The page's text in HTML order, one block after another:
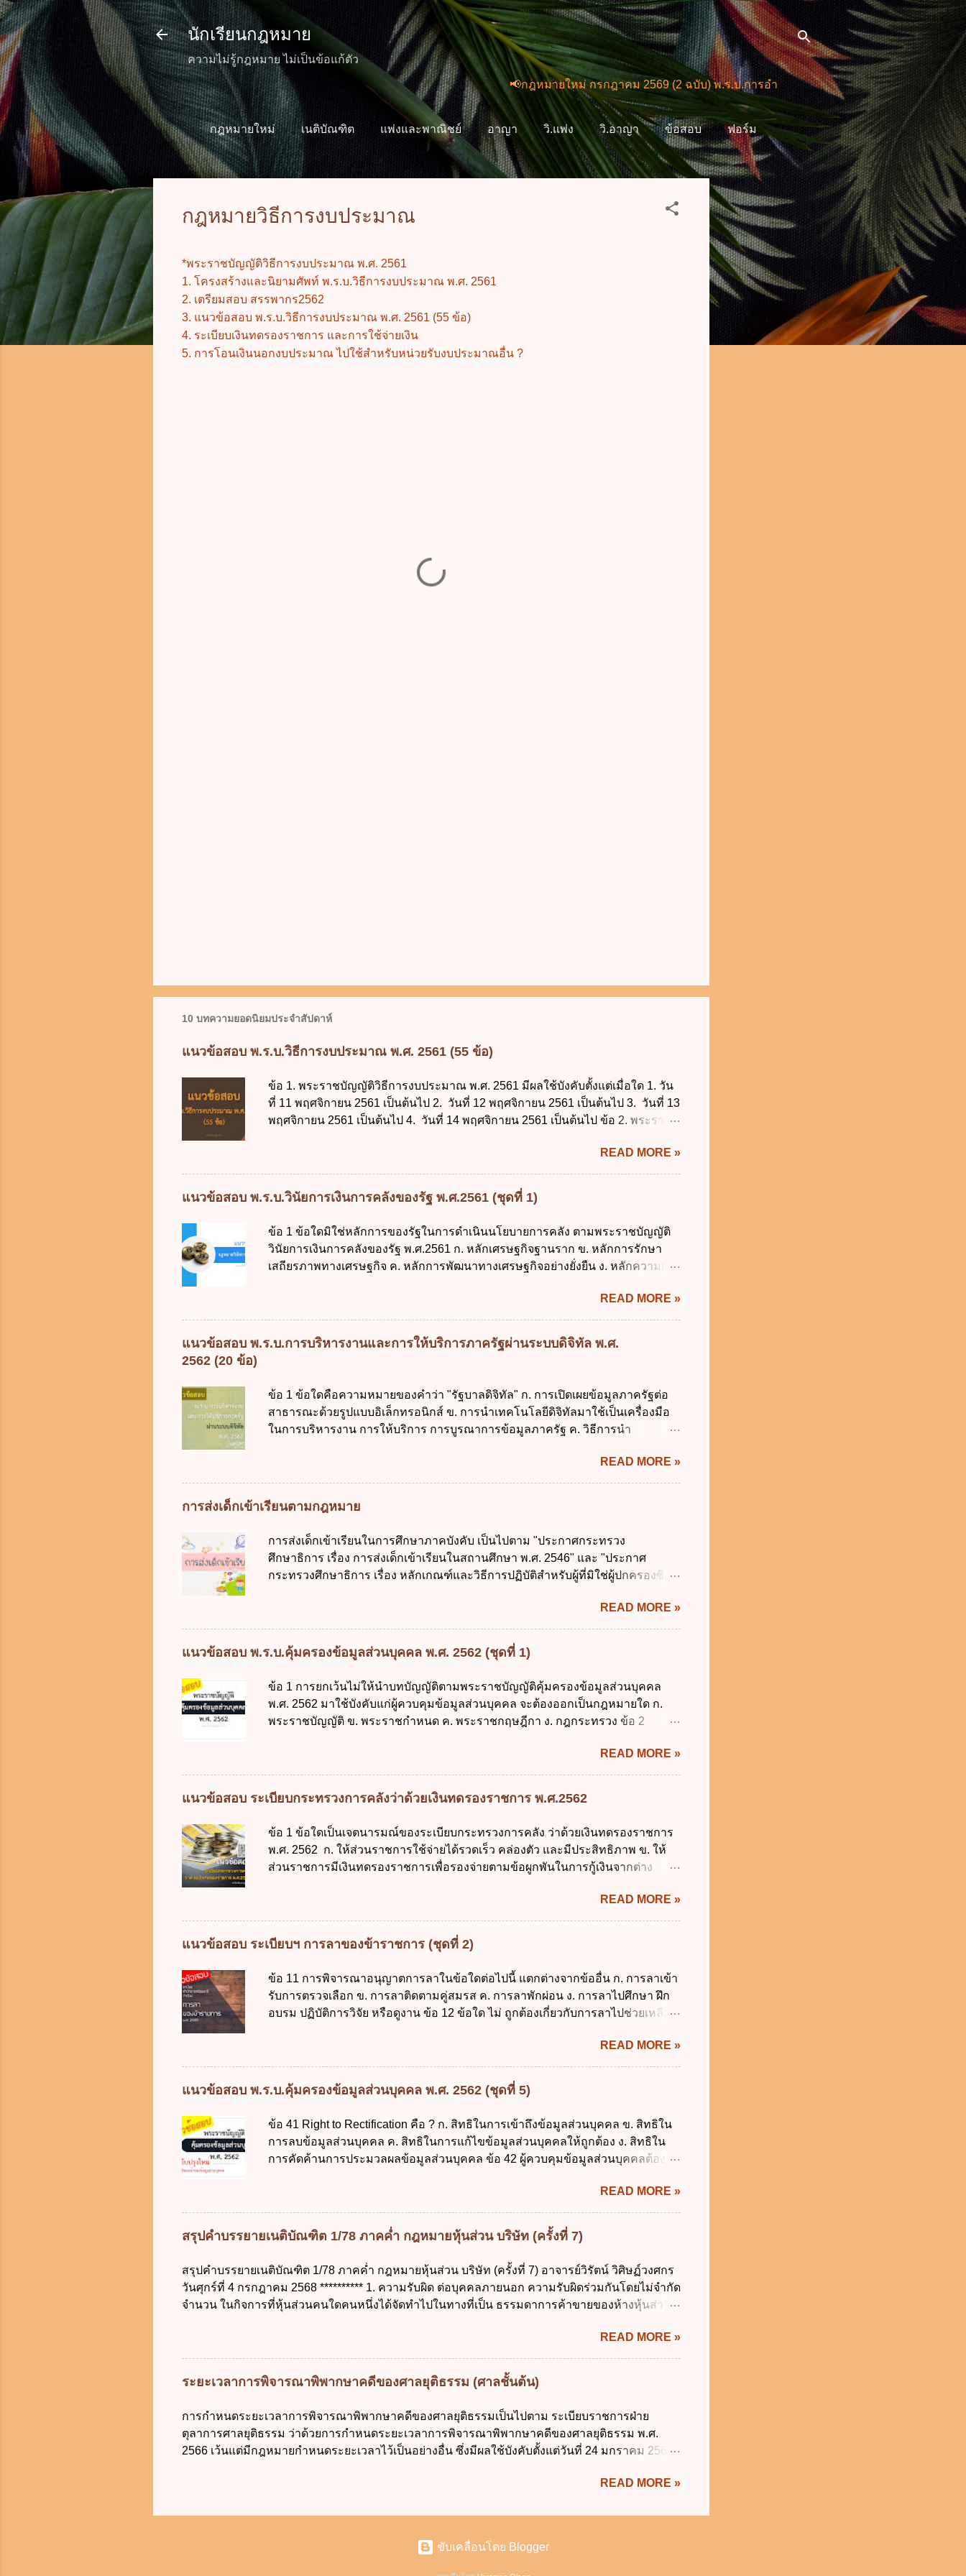
ข้ามไปที่เนื้อหาหลัก
นักเรียนกฎหมาย
ความไม่รู้กฎหมาย ไม่เป็นข้อแก้ตัว
📢กฎหมายใหม่ กรกฎาคม 2569 (2 ฉบับ) พ.ร.บ.การอำนวยการความสะดวกในการพิจารณาอนุญาต
กฎหมายใหม่ เนติบัณฑิต แพ่งและพาณิชย์ อาญา วิ.แพ่ง วิ.อาญา ข้อสอบ ฟอร์ม
เพิ่มเติม เกี่ยวกับฉัน
กฎหมายวิธีการงบประมาณ
*พระราชบัญญัติวิธีการงบประมาณ พ.ศ. 2561
1. โครงสร้างและนิยามศัพท์ พ.ร.บ.วิธีการงบประมาณ พ.ศ. 2561
2. เตรียมสอบ สรรพากร2562
3. แนวข้อสอบ พ.ร.บ.วิธีการงบประมาณ พ.ศ. 2561 (55 ข้อ)
4. ระเบียบเงินทดรองราชการ และการใช้จ่ายเงิน
5. การโอนเงินนอกงบประมาณ ไปใช้สำหรับหน่วยรับงบประมาณอื่น ?
10 บทความยอดนิยมประจำสัปดาห์
แนวข้อสอบ พ.ร.บ.วิธีการงบประมาณ พ.ศ. 2561 (55 ข้อ)
ข้อ 1. พระราชบัญญัติวิธีการงบประมาณ พ.ศ. 2561 มีผลใช้บังคับตั้งแต่เมื่อใด 1. วัน
ที่ 11 พฤศจิกายน 2561 เป็นต้นไป 2. วันที่ 12 พฤศจิกายน 2561 เป็นต้นไป 3. วันที่ 13
พฤศจิกายน 2561 เป็นต้นไป 4. วันที่ 14 พฤศจิกายน 2561 เป็นต้นไป ข้อ 2. พระราช
วิธีการงบประมาณ พ.ศ. 2502 2. พระราชบัญญัติวิธีการงบประมาณ (ฉบับที่ 3) พ.ศ.
2511 3. พระราชบัญญัติวิธีการงบประมาณ (ฉบับที่ 6) พ.ศ. 2544 4. ประกาศของ
คณะปฏิวัติ ฉบับที่ 203 ลงวันที่ 31 สิงหาคม 2515 ข้อ 3. ข้อใดไม่ถูกต้อง 1. นายก
รัฐมนตรีมีอำนาจออกกฎเพื่อปฏิบัติการตามพระราชบัญญัติวิธีการงบประมาณ พ.ศ.
2561 2. นายกรัฐมนตรีเป็นผู้รักษาการตามพระราช บัญญัติวิธีการงบประมาณ พ.ศ.
2561 3. รัฐมนตรีว่าการกระทรวงการคลัง เป็นผู้รักษาการตามพระราช บัญญัติวิธี
การงบประมาณ พ.ศ. 2561 4. รัฐมนตรีว่าการกระทรวงการคลังมีหน้าที่ควบคุมการ
ใช้จ่ายงบประมาณให้เป็นไปอย่างโปร่งใสและตรวจสอบได้ ข้อ 4. พระราชบัญญัติวิธี
READ MORE »
แนวข้อสอบ พ.ร.บ.วินัยการเงินการคลังของรัฐ พ.ศ.2561 (ชุดที่ 1)
ข้อ 1 ข้อใดมิใช่หลักการของรัฐในการดำเนินนโยบายการคลัง ตามพระราชบัญญัติ
วินัยการเงินการคลังของรัฐ พ.ศ.2561 ก. หลักเศรษฐกิจฐานราก ข. หลักการรักษา
เสถียรภาพทางเศรษฐกิจ ค. หลักการพัฒนาทางเศรษฐกิจอย่างยั่งยืน ง. หลักความเป็น
เป็นกรอบในการบริหารหนี้สาธารณะเป็นไปตามข้อใด ก. ไม่เกินร้อยละ 5 ข. ไม่เกิน
ร้อยละ 10 ค. ไม่เกินร้อยละ 35 ง. ไม่เกินร้อยละ 60 ข้อ 3 กฎหมายว่าด้วยวินัยการเงิน
การคลังของรัฐกำหนดหลักการห้ามเสนอกฎหมายที่ให้จัดเก็บภาษีอากรหรือค่า
ธรรมเนียมเพิ่มขึ้นจากที่กำหนดไว้ในกฎหมายเพื่อการนำไปใช้จ่ายตามวัตถุประสงค์
ต้องการของชุมชน ข. เพื่อป็นรายได้ขององค์กรปกครองส่วนท้องถิ่น ค. มีเหตุจำเป็น
หรือเหตุฉุกเฉินที่มิอาจหลีกเลี่ยงได้ ง. สอดคล้องกับยุทธศาสตร์ชาติ ข้อ 4 หน่วยงาน
ของรัฐจะต้องนำแผนการคลังระยะปานกลางที่คณะรัฐมนตรีเห็นชอบแล้วไปใช้
ประกอบการพิจารณาในเรื่องต่อไปนี้ ยกเว้นข้อใด ก. การจัดเก็บหรือหารายได้ ข.
READ MORE »
แนวข้อสอบ พ.ร.บ.การบริหารงานและการให้บริการภาครัฐผ่านระบบดิจิทัล พ.ศ.
2562 (20 ข้อ)
ข้อ 1 ข้อใดคือความหมายของคำว่า "รัฐบาลดิจิทัล" ก. การเปิดเผยข้อมูลภาครัฐต่อ
สาธารณะด้วยรูปแบบอิเล็กทรอนิกส์ ข. การนำเทคโนโลยีดิจิทัลมาใช้เป็นเครื่องมือ
ในการบริหารงาน การให้บริการ การบูรณาการข้อมูลภาครัฐ ค. วิธีการนำ
(องค์การมหาชน) ข้อ 2 การบริหารงานภาครัฐและการจัดทำบริการสาธารณะผ่าน
ระบบดิจิทัล ต้องมีวัตถุประสงค์ดังต่อไปนี้ ยกเว้น ข้อใด ก. ให้มีการใช้ระบบดิจิทัล
อย่างคุ้มค่าและเต็มศักยภาพ ข. พัฒนาโครงสร้างพื้นฐานด้านดิจิทัลที่จำเป็นให้เป็นไป
ตามมาตรฐานสากล ค. พัฒนาการเชื่อมโยงเครือข่ายดิจิทัล ง. เพิ่มประสิทธิภาคใน
การใช้จ่ายงบประมาณให้เกิดความคุ้มค่าและเป็นไปตามเป้าหมาย ข้อ 3 ข้อใดกล่าว
ได้ถูกต้องที่สุดเกี่ยวกับ "แผนพัฒนารัฐบาลดิจิทัล" ก. เป็นธรรมาภิบาลข้อมูลภาครัฐ ข.
เป็นศูนย์แลกเปลี่ยนข้อมูลกลาง ค. กำหนดสิทธิ หน้าที่ และความรับผิดชอบในการ
บริหารจัดการข้อมูลของหน่วยงานของรัฐ ง. กำหนดกรอบและทิศทางการบริหารงาน
ภาครัฐและการจัดทำบริการสาธารณะในรูปแบบดิจิทัล ข้อ 4 กรรมการพัฒนารัฐบาล
READ MORE »
การส่งเด็กเข้าเรียนตามกฎหมาย
การส่งเด็กเข้าเรียนในการศึกษาภาคบังคับ เป็นไปตาม "ประกาศกระทรวง
ศึกษาธิการ เรื่อง การส่งเด็กเข้าเรียนในสถานศึกษา พ.ศ. 2546" และ "ประกาศ
กระทรวงศึกษาธิการ เรื่อง หลักเกณฑ์และวิธีการปฏิบัติสำหรับผู้ที่มิใช่ผู้ปกครองซึ่งมี
การศึกษาภาคบังคับ พ.ศ. 2545 ซึ่งเป็นกฎหมายที่มีโทษทางอาญา โดยมีสาระสำคัญ
ดังนี้ 1. คำว่า "เด็ก" หมายถึง เด็กซึ่งมีอายุย่างเข้าปีที่ 7 จนถึงอายุย่างเข้าปีที่ 16 เว้น
แต่เด็กที่สอบได้ชั้นปีที่ 9 ของการศึกษาภาคบังคับแล้ว 2. ผู้ปกครอง คือ 2.1 บิดา
มารดา 2.2 บิดาหรือมารดา ซึ่งเป็นผู้ใช้อำนาจปกครอง 2.3 ผู้ปกครองตาม
ประมวลกฎหมายแพ่งและพาณิชย์ 2.4 บุคคลที่เด็กอยู่ด้วยเป็นประจำหรือที่เด็กอยู่
รับใช้การงาน 3. ผู้ปกครองดังกล่าว มีหน้าที่ ส่งเด็กเข้าเรียนในสถานศึกษาในวันแรก
ของการเปิดเรียนภาคต้น (ภาคเรียนที่ 1) 4. กรณีผู้ปกครองยังไม่ได้ส่งเด็กเข้าเรียน
ภายใน 7 วัน นับแต่วันแรกของการเปิดเรียนภาคต้น ถ้าสถานศึกษายังมิไ...
READ MORE »
แนวข้อสอบ พ.ร.บ.คุ้มครองข้อมูลส่วนบุคคล พ.ศ. 2562 (ชุดที่ 1)
ข้อ 1 การยกเว้นไม่ให้นำบทบัญญัติตามพระราชบัญญัติคุ้มครองข้อมูลส่วนบุคคล
พ.ศ. 2562 มาใช้บังคับแก่ผู้ควบคุมข้อมูลส่วนบุคคล จะต้องออกเป็นกฎหมายใด ก.
พระราชบัญญัติ ข. พระราชกำหนด ค. พระราชกฤษฎีกา ง. กฎกระทรวง ข้อ 2
ในบังคับพระราชบัญญัติคุ้มครองข้อมูลส่วนบุคคล พ.ศ. 2562 ก. หน่วยงานของรัฐทุก
แห่ง ข. กิจการด้านการศึกษา ค. กิจการด้านความบันเทิงและนันทนาการ ง. ถูกทุกข้อ
ข้อ 3 โดยหลัก ทั่วไป พระราชบัญญัติคุ้มครองข้อมูลส่วนบุคคล พ.ศ. 2562 ใช้บังคับ
ง. 29 พฤษภาคม 2562 ข้อ 4 "บุคคลหรือนิติบุคคลซึ่งมีอำนาจหน้าที่ตัดสินใจเกี่ยวกับ
การเก็บรวบรวม ใช้ หรือเปิดเผยข้อมูลส่วนบุคคล" คือความหมายตามข้อใด ก. ผู้
ควบคุมข้อมูลส่วนบุคคล ข. ผู้ประมวลผลข้อมูลส่วนบุคคล ค. พนักงานเจ้าหน้าที่ ง.
ไม่มีข้อใดถูกต้อง ข้อ 5 ผู้มีอำนาจแต่งตั้งพนักงานเจ้าหน้าที่ตามพระราชบัญญัติ
คุ้มครองข้อมูลส่วนบุคคล พ.ศ. 2562 ก. นายกรัฐมนตรี ข. รัฐมนตรีว่าการกระทรวง
READ MORE »
แนวข้อสอบ ระเบียบกระทรวงการคลังว่าด้วยเงินทดรองราชการ พ.ศ.2562
ข้อ 1 ข้อใดเป็นเจตนารมณ์ของระเบียบกระทรวงการคลัง ว่าด้วยเงินทดรองราชการ
พ.ศ. 2562 ก. ให้ส่วนราชการใช้จ่ายได้รวดเร็ว คล่องตัว และมีประสิทธิภาพ ข. ให้
ส่วนราชการมีเงินทดรองราชการเพื่อรองจ่ายตามข้อผูกพันในการกู้เงินจากต่าง
ง. สนับสนุนการให้ความช่วยเหลือในกรณีจำเป็นเร่งด่วนที่ไม่สามารถรอการเบิกเงิน
จากงบประมาณได้ ข้อ 2 ระเบียบกระทรวงการคลัง ว่าด้วยเงินทดรองราชการ พ.ศ.
2562 ออกโดยอาศัยกฎหมายแม่บทใด ก. พระราชบัญญัติวิธีการงบประมาณ พ.ศ.
2561 ข. พระราชบัญญัติวินัยการเงินการคลังของรัฐ พ.ศ. 2561 ค. พระราชบัญญัติ
เงินคงคลัง พ.ศ. 2491 ง. ระเบียบกระทรวงการคลัง ว่าด้วยการเบิกเงินจากคลัง การรับ
เงิน การจ่ายเงิน การเก็บรักษาเงิน และการนำเงินส่งคลัง พ.ศ. 2562 ข้อ 3 ส่วน
ราชการผู้เบิกในส่วนภูมิภาคมีอำนาจเก็บรักษาเงินทดรองราชการไว้ ณ ที่ทำการ เพื่อ
สำรองจ่ายได้แห่งละไม่เกินเท่าใร ก. 100,000 บาท ข. 50,000 บาท ค. 30,000 บาท ง.
10,000 บาท ข้อ 4 ดอกเบี้ยที่เกิดจากการนำเงินทดรองราชการจำนวนที่เกินกว่า...
READ MORE »
แนวข้อสอบ ระเบียบฯ การลาของข้าราชการ (ชุดที่ 2)
ข้อ 11 การพิจารณาอนุญาตการลาในข้อใดต่อไปนี้ แตกต่างจากข้ออื่น ก. การลาเข้า
รับการตรวจเลือก ข. การลาติดตามคู่สมรส ค. การลาพักผ่อน ง. การลาไปศึกษา ฝึก
อบรม ปฏิบัติการวิจัย หรือดูงาน ข้อ 12 ข้อใด ไม่ ถูกต้องเกี่ยวกับการลาไปช่วยเหลือ
ต้องลาภายใน 90 วัน นับแต่วันที่คลอดบุตร ง. ลาได้ครั้งหนึ่งติดต่อกันไม่เกิน 15 วัน
ทำการ ข้อ 13 สิทธิลากิจส่วนตัวเพื่อเลี้ยงดูบุตร เป็นไปตามข้อใด ก. ลาได้ไม่เกิน 90
วัน ข. ลาต่อเนื่องจากการคลอดบุตรได้ไม่เกิน 90 วันทำการ ค. ลาได้ไม่เกิน 120 วัน
ง. ลาต่อเนื่องจากการคลอดบุตรได้ไม่เกิน 150 วันทำการ ข้อ 14 ตามระเบียบสำนัก
นายกรัฐมนตรี ว่าด้วยการลาของข้าราชการ พ.ศ. 2555 กำหนดให้ข้าราชการที่รับ
ราชการติดต่อกันมาแล้วไม่น้อยกว่า 10 ปี มีสิทธินำวันลาพักผ่อนสะสมรวมกับวันลา
พักผ่อนในปีปัจจุบันได้กี่วัน ก. ไม่เกิน 20 วัน ข. ไม่เกิน 30 วัน ค. ไม่เกิน 20 วันทำการ
ง. ไม่เกิน 30 วันทำการ ข้อ 15 การลาติดตามคู่สมรส ต้องมีระยะเวลาไม่เกินกำหนด
ในข้อใดเพื่อมิให้มีผลเป็นการลาออกจากราชการ ก. ไม่เกิน 2 ปี ข. ไม่เกิน 3...
READ MORE »
แนวข้อสอบ พ.ร.บ.คุ้มครองข้อมูลส่วนบุคคล พ.ศ. 2562 (ชุดที่ 5)
ข้อ 41 Right to Rectification คือ ? ก. สิทธิในการเข้าถึงข้อมูลส่วนบุคคล ข. สิทธิใน
การลบข้อมูลส่วนบุคคล ค. สิทธิในการแก้ไขข้อมูลส่วนบุคคลให้ถูกต้อง ง. สิทธิใน
การคัดค้านการประมวลผลข้อมูลส่วนบุคคล ข้อ 42 ผู้ควบคุมข้อมูลส่วนบุคคลต้อง
ให้เกิดความเข้าใจผิด ง. ถูกทุกข้อ ข้อ 43 มาตรการทางกฎหมายคุ้มครองข้อมูลส่วน
บุคคล ในกรณีผู้ควบคุมข้อมูลส่วนบุคคลไม่ดำเนินการแก้ไขข้อมูลส่วนบุคคลให้ถูก
ต้อง ก. ร้องทุกข์ ข. ร้องเรียน ค. อุทธรณ์ ง. ฟ้องร้อง ข้อ 44 หลักการสำคัญของสิทธิ
ในการลบข้อมูลส่วนบุคคล คือข้อใด ก. สิทธิขอให้ผู้ควบคุมข้อมูลส่วนบุคคลลบ
ข้อมูลส่วนบุคคล ข. ขอให้ทำลายข้อมูลส่วนบุคคล ค. ทำให้ข้อมูลส่วนบุคคลไม่
สามารถระบุถึงตนได้ ง. ถูกทุกข้อ ข้อ 45 เงื่อนไข ในการใช้สิทธิลบข้อมูลส่วนบุคคล
ข้อใดไม่เกี่ยวข้อง ก. ข้อมูลหมดความจำเป็นในการประมวลผลตามวัตถุประสงค์ ข.
เป็นข้อมูลส่วนบุคคลที่ไม่สมบูรณ์ ค. เจ้าของข้อมูลส่วนบุคคลถอนความยินยอมใน
การเก็บรวบรวม ใช้หรือเปิดเผยข้อมูลส่วนบุคคล ง. ข้อมูลส่วนบุคคลได้ถูกใช้ประมวล
READ MORE »
สรุปคำบรรยายเนติบัณฑิต 1/78 ภาคค่ำ กฎหมายหุ้นส่วน บริษัท (ครั้งที่ 7)
สรุปคำบรรยายเนติบัณฑิต 1/78 ภาคค่ำ กฎหมายหุ้นส่วน บริษัท (ครั้งที่ 7) อาจารย์วิรัตน์ วิศิษฏ์วงศกร
วันศุกร์ที่ 4 กรกฎาคม 2568 ********** 1. ความรับผิด ต่อบุคคลภายนอก ความรับผิดร่วมกันโดยไม่จำกัด
จำนวน ในกิจการที่หุ้นส่วนคนใดคนหนึ่งได้จัดทำไปในทางที่เป็น ธรรมดาการค้าขายของห้างหุ้นส่วน
ต้องจัดการในนามของห้าง ไม่ว่าจะมีมูลเหตุจูงใจเพราะทุจริต หรือมีอำนาจจัดการหรือไม่ก็ตาม จึงเป็น
ไปตามหลักกฎหมายปิดปากหุ้นส่วนคนอื่น และหลักลูกหนี้ร่วมตามม.291 เพื่อคุ้มครองบุคคลภายนอกผู้
สุจริต ไม่ว่าการจัดการนั้นจะก่อให้เกิดมูลหนี้ใดก็ตาม รวมถึงมูลละเมิด 1.1) กรณีห้างหุ้นส่วนสามัญจด
ทะเบียน เมื่อห้าง ผิดนัด ชำระหนี้ เจ้าหนี้ของห้างฯ ชอบที่จะเรียกให้ชำระหนี้เอาแต่ผู้เป็นหุ้นส่วนคนใค
คนหนึ่งก็ได้ ม.1070 เว้นแต่ ผู้เป็นหุ้นส่วนพิสูจน์ได้ว่า สินทรัพย์ของห้างยังมีพอที่จะชำระหนี้ได้ และการ
ที่จะบังคับเอาแก่ห้างนั้นไม่เป็นการยาก ซึ่งแล้วแต่ศาลจะเห็นสมควร ม.1071 (ต่างกับกรณีค้ำประกัน
ม.689 ศาลใช้ดุลพินิจไม่ได้) 1.2) กรณีห้างหุ้นส่วน...
READ MORE »
ระยะเวลาการพิจารณาพิพากษาคดีของศาลยุติธรรม (ศาลชั้นต้น)
การกำหนดระยะเวลาการพิจารณาพิพากษาคดีของศาลยุติธรรมเป็นไปตาม ระเบียบราชการฝ่าย
ตุลาการศาลยุติธรรม ว่าด้วยการกำหนดระยะเวลาการพิจารณาพิพากษาคดีของศาลยุติธรรม พ.ศ.
2566 เว้นแต่มีกฎหมายกำหนดระยะเวลาไว้เป็นอย่างอื่น ซึ่งมีผลใช้บังคับตั้งแต่วันที่ 24 มกราคม 2566
จำแนกลักษณะหรือประเภทคดีออกเป็น 3 ประเภท ดังนี้ (1) คดีจัดการพิเศษ คือ คดีลักษณะที่ไม่มีความ
คดีให้แล้วเสร็จได้หลายคดี หรือสามารถส่งเอกสารแทนการสืบพยานได้ หรือคดีประเภทอื่นที่ผู้รับผิด
ชอบในราชการของศาลเห็นสมควรให้ดำเนินการอย่างคดีจัดการพิเศษ โดย ศาลจะพิจารณาพิพากษา
คดีให้แล้วเสร็จ ภายใน 6 เดือน นับแต่วันรับฟ้อง ดังนี้ (ก) คดีแพ่ง 1) คดีมโนสาเร่ คดีไม่มีข้อยุ่งยาก
หรือคดีผู้บริโภค ไม่ว่าจำเลยจะยื่นคำให้การหรือไม่ก็ตาม 2) คดีไม่มีข้อพิพาท เช่น ร้องขอจัดการ
READ MORE »
ขับเคลื่อนโดย Blogger